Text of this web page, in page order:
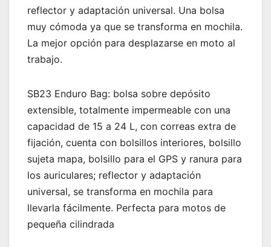
reflector y adaptación universal. Una bolsa
muy cómoda ya que se transforma en mochila.
La mejor opción para desplazarse en moto al
trabajo.
SB23 Enduro Bag: bolsa sobre depósito
extensible, totalmente impermeable con una
capacidad de 15 a 24 L, con correas extra de
fijación, cuenta con bolsillos interiores, bolsillo
sujeta mapa, bolsillo para el GPS y ranura para
los auriculares; reflector y adaptación
universal, se transforma en mochila para
llevarla fácilmente. Perfecta para motos de
pequeña cilindrada